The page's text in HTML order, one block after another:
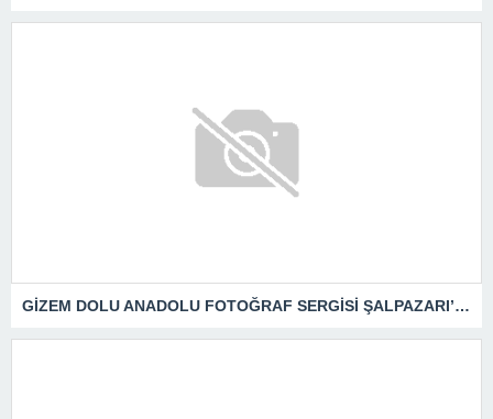
GİZEM DOLU ANADOLU FOTOĞRAF SERGİSİ ŞALPAZARI’NDA